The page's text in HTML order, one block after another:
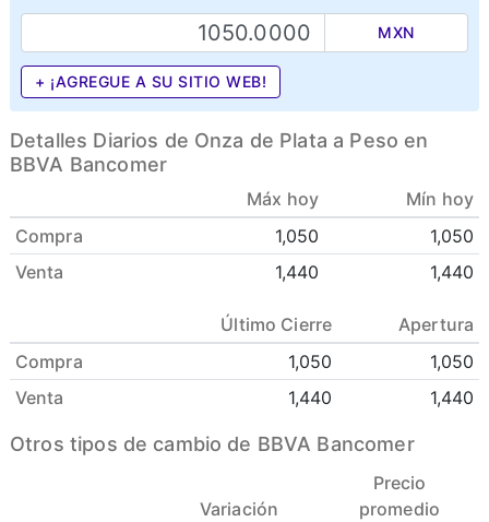
MXN
+ ¡AGREGUE A SU SITIO WEB!
Detalles Diarios de Onza de Plata a Peso en
BBVA Bancomer
Máx hoy
Mín hoy
Compra
1,050
1,050
Venta
1,440 1,440
Último Cierre
Apertura
Compra
1,050
1,050
Venta
1,440 1,440
Otros tipos de cambio de BBVA Bancomer
Variación
Precio
promedio